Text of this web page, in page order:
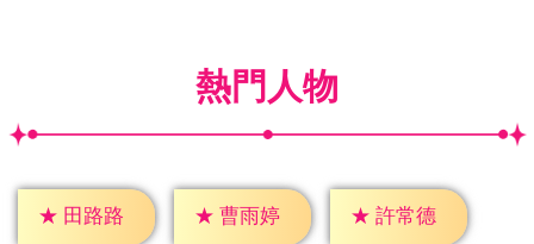
熱門人物
★ 田路路 ★ 曹雨婷 ★ 許常德